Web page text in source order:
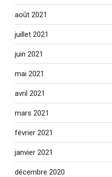
août 2021
juillet 2021
juin 2021
mai 2021
avril 2021
mars 2021
février 2021
janvier 2021
décembre 2020